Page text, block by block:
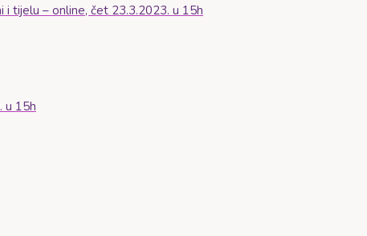
i tijelu – online, čet 23.3.2023. u 15h
u 15h